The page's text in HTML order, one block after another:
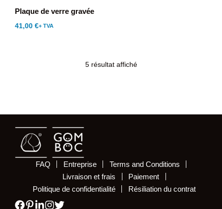
Plaque de verre gravée
41,00 €+ TVA
5 résultat affiché
FAQ Entreprise
Terms and Conditions
Livraison et frais
Paiement
Politique de confidentialité
Résiliation du contrat